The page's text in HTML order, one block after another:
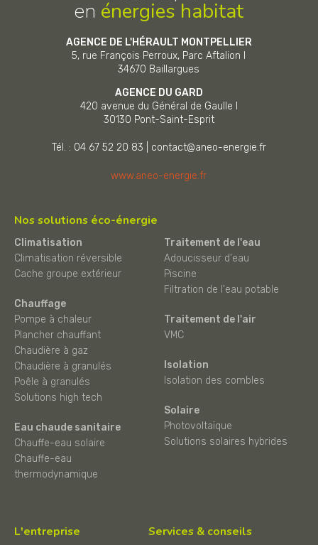
en énergies habitat
AGENCE DE L'HÉRAULT MONTPELLIER
5, rue François Perroux, Parc Aftalion I
34670 Baillargues
AGENCE DU GARD
420 avenue du Général de Gaulle I
30130 Pont-Saint-Esprit
Tél. : 04 67 52 20 83 contact@aneo-energie.fr
www.aneo-energie.fr
Nos solutions éco-énergie
Climatisation
Climatisation réversible
Cache groupe extérieur
Chauffage
Pompe à chaleur
Plancher chauffant
Chaudière à gaz
Chaudière à granulés
Poêle à granulés
Solutions high tech
Eau chaude sanitaire
Chauffe-eau solaire
Chauffe-eau
thermodynamique
Traitement de l'eau
Adoucisseur d'eau
Piscine
Filtration de l'eau potable
Traitement de l'air
VMC
Isolation
Isolation des combles
Solaire
Photovoltaïque
Solutions solaires hybrides
L'entreprise Services & conseils